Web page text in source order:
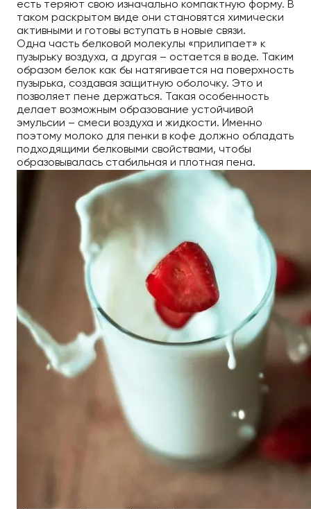
есть теряют свою изначально компактную форму. В
таком раскрытом виде они становятся химически
активными и готовы вступать в новые связи.
Одна часть белковой молекулы «прилипает» к
пузырьку воздуха, а другая – остается в воде. Таким
образом белок как бы натягивается на поверхность
пузырька, создавая защитную оболочку. Это и
позволяет пене держаться. Такая особенность
делает возможным образование устойчивой
эмульсии – смеси воздуха и жидкости. Именно
поэтому молоко для пенки в кофе должно обладать
подходящими белковыми свойствами, чтобы
образовывалась стабильная и плотная пена.